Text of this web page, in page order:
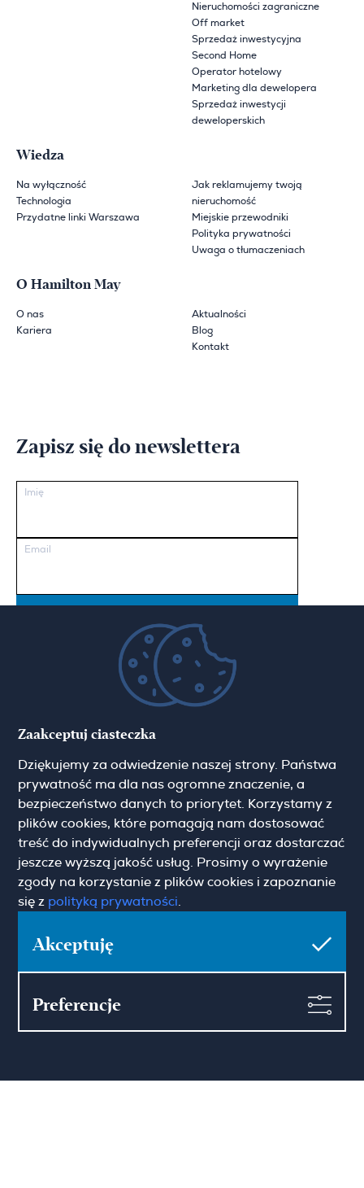
Nieruchomości zagraniczne
Off market
Sprzedaż inwestycyjna
Second Home
Operator hotelowy
Marketing dla dewelopera
Sprzedaż inwestycji
deweloperskich
Wiedza
Na wyłączność
Technologia
Przydatne linki Warszawa
Jak reklamujemy twoją
nieruchomość
Miejskie przewodniki
Polityka prywatności
Uwaga o tłumaczeniach
O Hamilton May
O nas
Kariera
Aktualności
Blog
Kontakt
Zapisz się do newslettera
Imię
Email
Zgoda marketingowa Pokaż więcej
Hamilton May Warszawa
Sienna 39
00-121 Warszawa
(+48) 22 428 16 15
warsaw@hamiltonmay.com
Zaakceptuj ciasteczka
Dziękujemy za odwiedzenie naszej strony. Państwa
prywatność ma dla nas ogromne znaczenie, a
bezpieczeństwo danych to priorytet. Korzystamy z
plików cookies, które pomagają nam dostosować
treść do indywidualnych preferencji oraz dostarczać
jeszcze wyższą jakość usług. Prosimy o wyrażenie
zgody na korzystanie z plików cookies i zapoznanie
się z polityką prywatności
Akceptuję
Preferencje